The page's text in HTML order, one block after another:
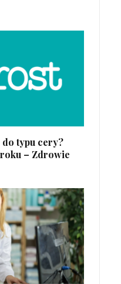
do typu cery?
– Zdrowie